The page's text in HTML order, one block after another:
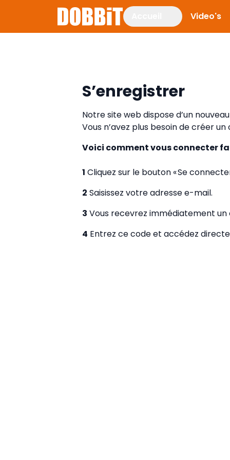
Video's
S’enregistrer
Notre site web dispose d’un
Vous n’avez plus besoin de créer
Voici comment vous connecter
1 Cliquez sur le bouton « Se
2 Saisissez votre adresse e-mail.
3 Vous recevrez immédiatement
4 Entrez ce code et accédez